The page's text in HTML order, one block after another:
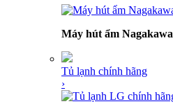
Máy hút ẩm Nagakawa
Tủ lạnh chính hãng
›